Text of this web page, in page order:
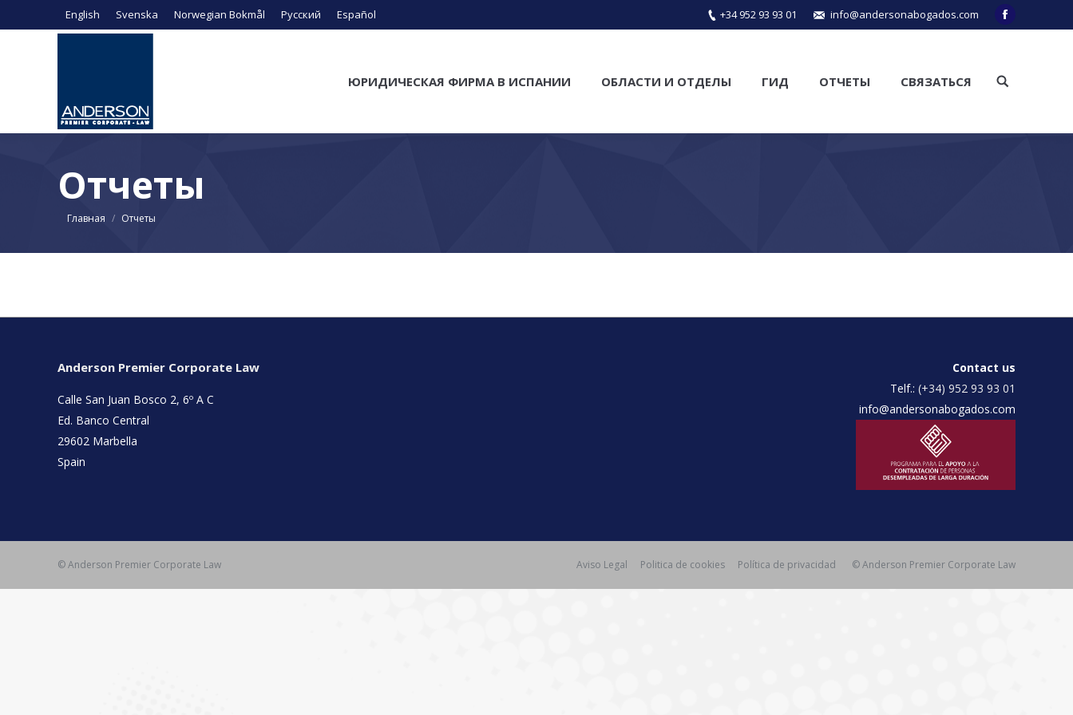
English Svenska Norwegian Bokmål Русский Español +34 952 93 93 01 info@andersonabogados.com Facebook
ЮРИДИЧЕСКАЯ ФИРМА В ИСПАНИИ ОБЛАСТИ И ОТДЕЛЫ ГИД ОТЧЕТЫ СВЯЗАТЬСЯ Поиск:
Отчеты
Вы здесь:
Главная Отчеты
Anderson Premier Corporate Law
Calle San Juan Bosco 2, 6º A C
Ed. Banco Central
29602 Marbella
Spain
Contact us
Telf.: (+34) 952 93 93 01
info@andersonabogados.com
© Anderson Premier Corporate Law Aviso Legal Politica de cookies Política de privacidad © Anderson Premier Corporate Law